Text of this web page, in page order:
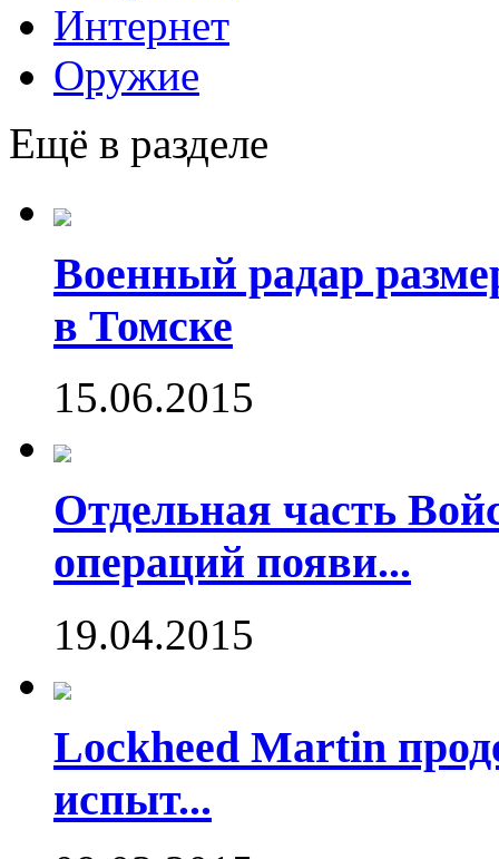
Интернет
Оружие
Ещё в разделе
Военный радар
в Томске
15.06.2015
Отдельная часть
операций появи...
19.04.2015
Lockheed Martin
испыт...